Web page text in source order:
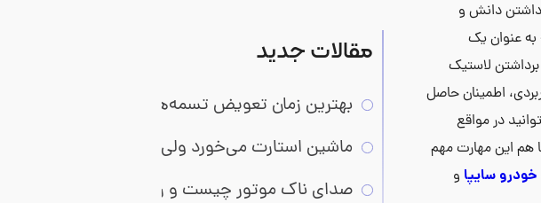
داشتن دانش و
به عنوان یک
برداشتن لاستیک
اطمینان حاصل
در مواقع
هم این مهارت مهم
خودرو سایپا و
مقالات جدید